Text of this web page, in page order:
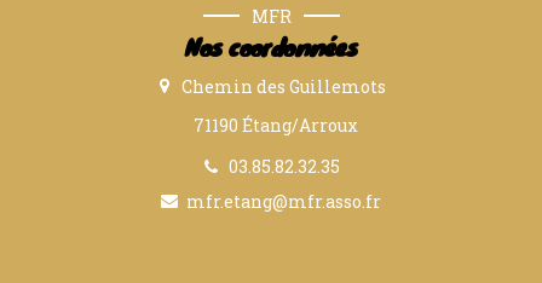
MFR
Nos coordonnées
Chemin des Guillemots
71190 Étang/Arroux
03.85.82.32.35
mfr.etang@mfr.asso.fr